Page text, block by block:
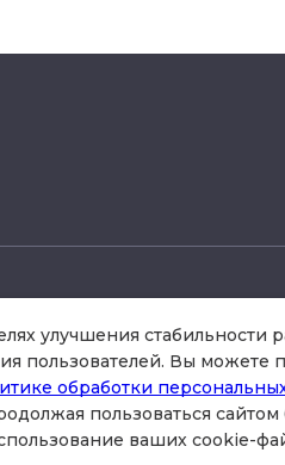
495 504 34 61
схема проезда
улучшения стабильности
пользователей. Вы можете
обработки
пользоваться
ваших cookie-